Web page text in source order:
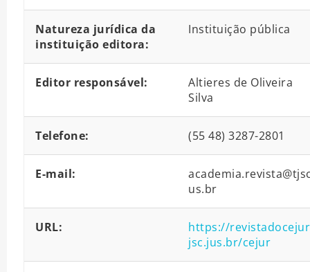
Natureza jurídica da
instituição editora:
Instituição pública
Editor responsável:
Altieres de Oliveira
Silva
Telefone: (55 48) 3287-2801
E-mail:
us.br
URL:
https://
jsc.jus.br/cejur